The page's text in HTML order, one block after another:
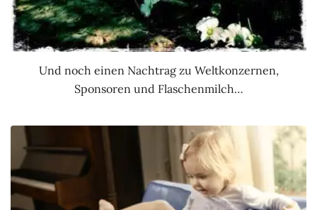
Und noch einen Nachtrag zu Weltkonzernen,
Sponsoren und Flaschenmilch…